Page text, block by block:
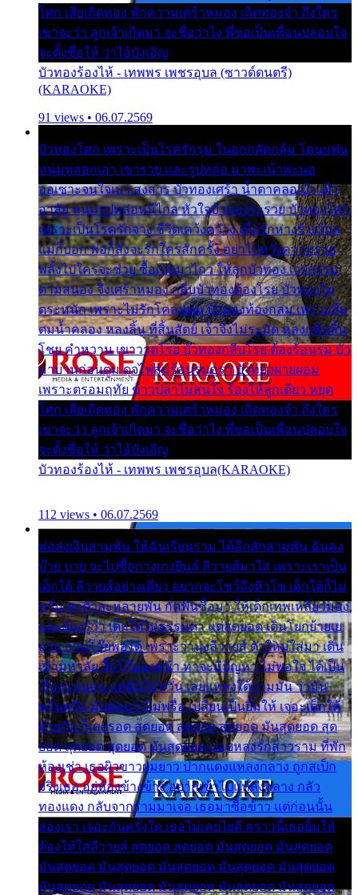
โศก เสียเถิดทอง พักความเศร้าหมอง เถิดทองจ๋า ถึงใคร
เขาจะว่า ลูกเจ้าเกิดมา จะชื่อว่าไง พี่ขอเป็นเพื่อนปลอบใจ
จะตั้งชื่อให้ ว่าไอ้บังเอิญ
บัวทองร้องไห้ - เทพพร เพชรอุบล (ซาวด์ดนตรี)
(KARAOKE)
91 views • 06.07.2569
บัวทองโศก เพราะเป็นโรครักรุม ในอกกลัดกลุ้ม โดนแฟน
หนุ่มหลอกเอา เขารวย และรูปหล่อ มาพะเน้าพะนอ
ออเซาะจนใจเบา สงสาร บัวทองเศร้า น้ำตาคลอเบ้า เฝ้า
อาลัย หนุ่มรูปหล่อหนีไกล หัวใจบัวทองระรวย บัวทองโศก
เพราะเป็นโรครักจาง ชีวิตเคว้งคว้าง เมื่อรักห่างร้างไกล
แม่ก็บอก พ่อก็สั่งจะรักใครสักครั้ง อย่าไปหวังความรวย
พลั้งไปใครจะช่วย ซื้อเปลมาไกว ให้ลูกบัวทอง เวรกรรม
ตามสนอง จึงเศร้าหมอง กลีบบัวทองต้องโรย บัวทองไม่
ตระหนัก เพราะไม่รักโคลนตม บัวทองท้องกลม เพราะลืม
ตมน้ำคลอง หลงลิ้น ที่สิ้นสัตย์ เจ้าจึงไม่ระมัด หลงกลิ่นลิ้น
โชย คำหวาน เขาวาดโรย บัวทองกลีบโรย ต้องร้อนรุม บัว
มาบานก่อนตูม ดุจไฟสุมร้อนรุมอุรา บัวทองผ่ายผอม
เพราะตรอมฤทัย ข้าวปลาไม่สนใจ ร้องไห้ลูกเดียว หยุด
โศก เสียเถิดทอง พักความเศร้าหมอง เถิดทองจ๋า ถึงใคร
เขาจะว่า ลูกเจ้าเกิดมา จะชื่อว่าไง พี่ขอเป็นเพื่อนปลอบใจ
จะตั้งชื่อให้ ว่าไอ้บังเอิญ
บัวทองร้องไห้ - เทพพร เพชรอุบล(KARAOKE)
112 views • 06.07.2569
พ่อส่งเงินสามพัน ให้ฉันเรียนราม ได้อีกสักสามพัน ฉันคง
บ๊าย บาย จะไปซื้อกางเกงยีนส์ ลีวายส์มาใส่ เพราะเราเป็น
เด็กใต้ ลีวายส์อย่างเดียว อยากจะโชว์ถึงหิวโซ เด็กใต้ก็ไม่
หวั่น ตกตัวละหลายพัน กัดฟันซื้อมา ให้เด็กเทพเหลียวมอง
และต้องรู้ว่า เด็กใต้ไม่ธรรมดา แต่สุดยอด เดินโยกย้ายเย
ยวน กวนโอ๊ยพอได้ เพราะว่านุ่งลีวายส์ ตัวใหม่ใส่มา เดิน
เข้ามหาลัย จิ๊กโก๊มองหน้า ท่าจะมีปัญหา ไม่พอใจ ได้เป็น
เรื่องแน่นอน แต่ฉันไม่หวั่น เลยแหลงใต้ถามมัน ว่ามัน
พรั่นพรือ มันตอบว่าไม่พรื่อ เปลี่ยนเป็นยิ้มให้ เจอะเด็กใต้
ด้วยกัน ก็เลยรอด สุดยอด สุดยอด สุดยอด มันสุดยอด สุด
ยอด สุดยอด สุดยอด มันสุดยอด แอบหลงรักสาวราม ที่พัก
ห้องเช่า เธอผิวขาวผมยาว ปากแดงแหลงกลาง ถูกสเป็ก
จริงเธอ อยู่ห้องข้างข้าง อยากเข้าไปแหลงกลาง กลัว
ทองแดง กลับจากรามมาเจอ เธอมาซื้อข้าว แต่ก่อนนั้น
สองเรา เจอะกันครั้งใด เธอไม่เคยไยดี คราวนี้เธอยิ้มให้
ต้องให้ใส่ลีวายส์ สุดยอด สุดยอด มันสุดยอด มันสุดยอด
มันสุดยอด มันสุดยอด มันสุดยอด มันสุดยอด มันสุดยอด
มันสุดยอด มันสุดยอด มันสุดยอด มันสุดยอด มันสุดยอด